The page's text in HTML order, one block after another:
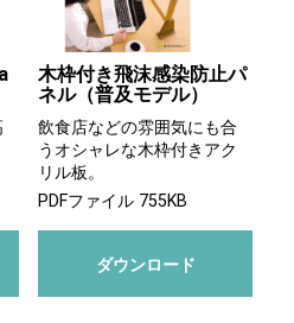
木枠付き飛沫感染防止パ
ネル（普及モデル）
飲食店などの雰囲気にも合
うオシャレな木枠付きアク
リル板。
PDFファイル 755KB
ダウンロード